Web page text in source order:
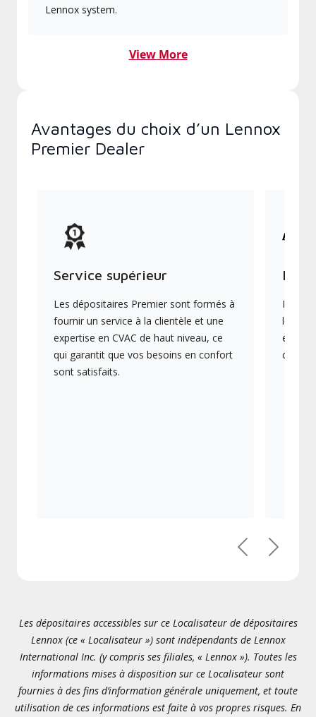
Lennox system.
View More
Avantages du choix d’un Lennox
Premier Dealer
Service supérieur
Les dépositaires Premier sont formés à
fournir un service à la clientèle et une
expertise en CVAC de haut niveau, ce
qui garantit que vos besoins en confort
sont satisfaits.
Ils
les
en
PrécédentSuivant
Les dépositaires accessibles sur ce Localisateur de dépositaires
Lennox (ce « Localisateur ») sont indépendants de Lennox
International Inc. (y compris ses filiales, « Lennox »). Toutes les
informations mises à disposition sur ce Localisateur sont
fournies à des fins d’information générale uniquement, et toute
utilisation de ces informations est faite à vos propres risques. En